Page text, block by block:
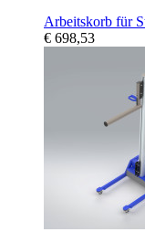
Arbeitskorb für
€ 698,53